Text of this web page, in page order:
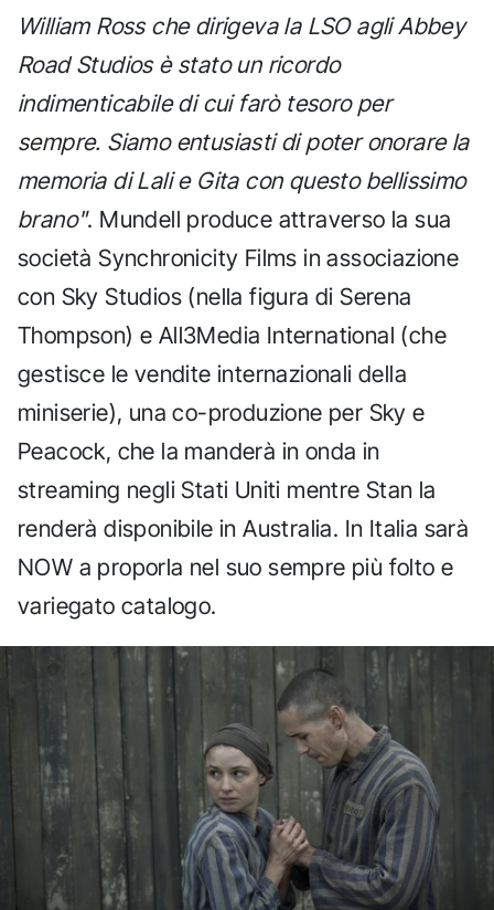
William Ross che dirigeva la LSO agli Abbey
Road Studios è stato un ricordo
indimenticabile di cui farò tesoro per
sempre. Siamo entusiasti di poter onorare la
memoria di Lali e Gita con questo bellissimo
brano". Mundell produce attraverso la sua
società Synchronicity Films in associazione
con Sky Studios (nella figura di Serena
Thompson) e All3Media International (che
gestisce le vendite internazionali della
miniserie), una co-produzione per Sky e
Peacock, che la manderà in onda in
streaming negli Stati Uniti mentre Stan la
renderà disponibile in Australia. In Italia sarà
NOW a proporla nel suo sempre più folto e
variegato catalogo.